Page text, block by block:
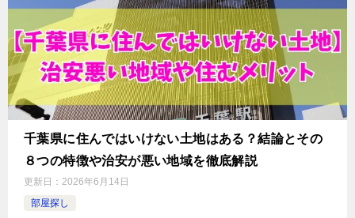
千葉県に住んではいけない土地はある？結論とその
８つの特徴や治安が悪い地域を徹底解説
更新日： 2026年6月14日
部屋探し